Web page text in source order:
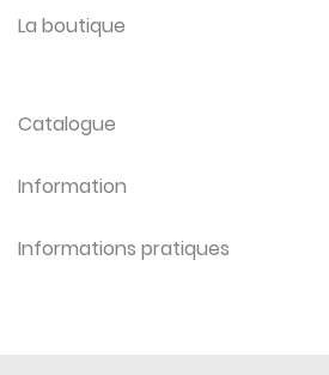
La boutique
Catalogue
Information
Informations pratiques